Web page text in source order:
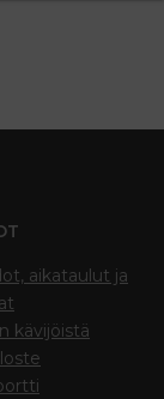
aikataulut ja
kävijöistä